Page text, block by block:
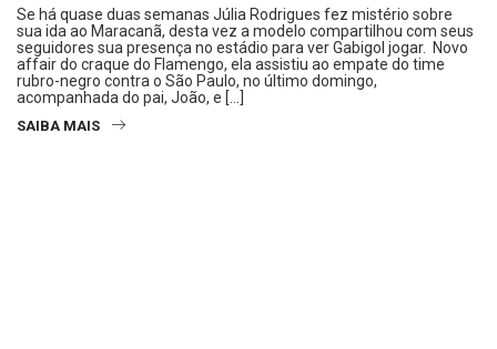
Se há quase duas semanas Júlia Rodrigues fez mistério sobre
sua ida ao Maracanã, desta vez a modelo compartilhou com seus
seguidores sua presença no estádio para ver Gabigol jogar. Novo
affair do craque do Flamengo, ela assistiu ao empate do time
rubro-negro contra o São Paulo, no último domingo,
acompanhada do pai, João, e […]
SAIBA MAIS